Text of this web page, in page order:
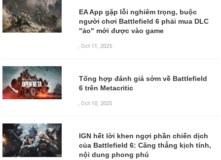
EA App gặp lỗi nghiêm trọng, buộc
người chơi Battlefield 6 phải mua DLC
"ảo" mới được vào game
, Oct 11, 2025
Tổng hợp đánh giá sớm về Battlefield
6 trên Metacritic
, Oct 10, 2025
IGN hết lời khen ngợi phần chiến dịch
của Battlefield 6: Căng thẳng kịch tính,
nội dung phong phú